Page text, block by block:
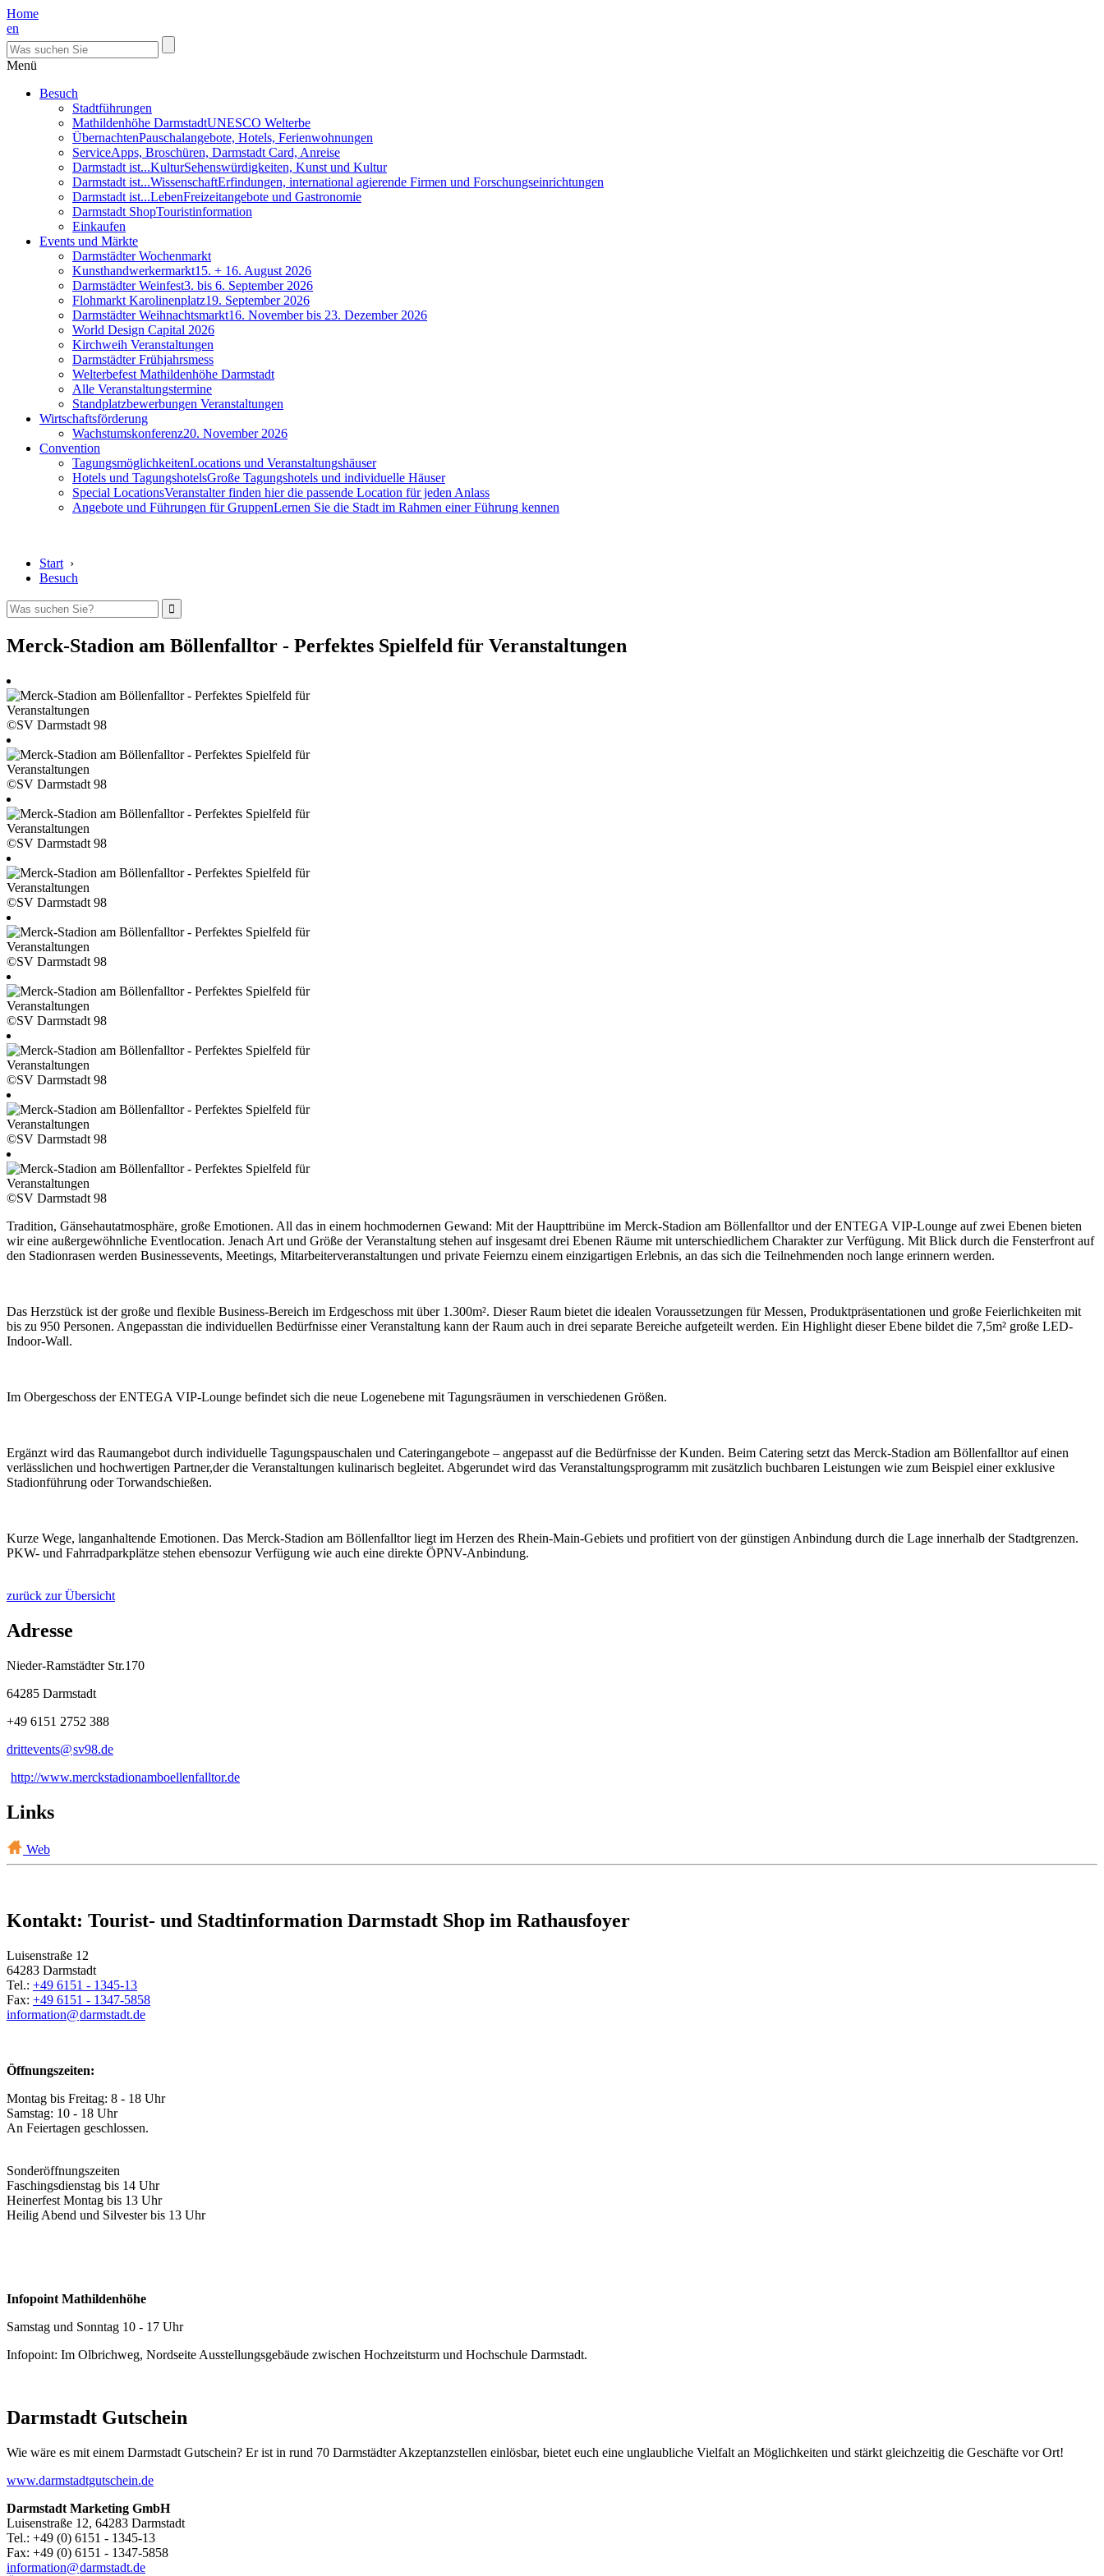
Home
en
Menü
Besuch
Stadtführungen
Mathildenhöhe DarmstadtUNESCO Welterbe
ÜbernachtenPauschalangebote, Hotels, Ferienwohnungen
ServiceApps, Broschüren, Darmstadt Card, Anreise
Darmstadt ist...KulturSehenswürdigkeiten, Kunst und Kultur
Darmstadt ist...WissenschaftErfindungen, international agierende Firmen und Forschungseinrichtungen
Darmstadt ist...LebenFreizeitangebote und Gastronomie
Darmstadt ShopTouristinformation
Einkaufen
Events und Märkte
Darmstädter Wochenmarkt
Kunsthandwerkermarkt15. + 16. August 2026
Darmstädter Weinfest3. bis 6. September 2026
Flohmarkt Karolinenplatz19. September 2026
Darmstädter Weihnachtsmarkt16. November bis 23. Dezember 2026
World Design Capital 2026
Kirchweih Veranstaltungen
Darmstädter Frühjahrsmess
Welterbefest Mathildenhöhe Darmstadt
Alle Veranstaltungstermine
Standplatzbewerbungen Veranstaltungen
Wirtschaftsförderung
Wachstumskonferenz20. November 2026
Convention
TagungsmöglichkeitenLocations und Veranstaltungshäuser
Hotels und TagungshotelsGroße Tagungshotels und individuelle Häuser
Special LocationsVeranstalter finden hier die passende Location für jeden Anlass
Angebote und Führungen für GruppenLernen Sie die Stadt im Rahmen einer Führung kennen
Start ›
Besuch
Merck-Stadion am Böllenfalltor - Perfektes Spielfeld für Veranstaltungen
©SV Darmstadt 98
©SV Darmstadt 98
©SV Darmstadt 98
©SV Darmstadt 98
©SV Darmstadt 98
©SV Darmstadt 98
©SV Darmstadt 98
©SV Darmstadt 98
©SV Darmstadt 98
Tradition, Gänsehautatmosphäre, große Emotionen. All das in einem hochmodernen Gewand: Mit der Haupttribüne im Merck-Stadion am Böllenfalltor und der ENTEGA VIP-Lounge auf zwei Ebenen bieten
wir eine außergewöhnliche Eventlocation. Jenach Art und Größe der Veranstaltung stehen auf insgesamt drei Ebenen Räume mit unterschiedlichem Charakter zur Verfügung. Mit Blick durch die Fensterfront auf
den Stadionrasen werden Businessevents, Meetings, Mitarbeiterveranstaltungen und private Feiernzu einem einzigartigen Erlebnis, an das sich die Teilnehmenden noch lange erinnern werden.
Das Herzstück ist der große und flexible Business-Bereich im Erdgeschoss mit über 1.300m². Dieser Raum bietet die idealen Voraussetzungen für Messen, Produktpräsentationen und große Feierlichkeiten mit
bis zu 950 Personen. Angepasstan die individuellen Bedürfnisse einer Veranstaltung kann der Raum auch in drei separate Bereiche aufgeteilt werden. Ein Highlight dieser Ebene bildet die 7,5m² große LED-
Indoor-Wall.
Im Obergeschoss der ENTEGA VIP-Lounge befindet sich die neue Logenebene mit Tagungsräumen in verschiedenen Größen.
Ergänzt wird das Raumangebot durch individuelle Tagungspauschalen und Cateringangebote – angepasst auf die Bedürfnisse der Kunden. Beim Catering setzt das Merck-Stadion am Böllenfalltor auf einen
verlässlichen und hochwertigen Partner,der die Veranstaltungen kulinarisch begleitet. Abgerundet wird das Veranstaltungsprogramm mit zusätzlich buchbaren Leistungen wie zum Beispiel einer exklusive
Stadionführung oder Torwandschießen.
Kurze Wege, langanhaltende Emotionen. Das Merck-Stadion am Böllenfalltor liegt im Herzen des Rhein-Main-Gebiets und profitiert von der günstigen Anbindung durch die Lage innerhalb der Stadtgrenzen.
PKW- und Fahrradparkplätze stehen ebensozur Verfügung wie auch eine direkte ÖPNV-Anbindung.
zurück zur Übersicht
Adresse
Nieder-Ramstädter Str.170
64285 Darmstadt
+49 6151 2752 388
drittevents@sv98.de
http://www.merckstadionamboellenfalltor.de
Links
Web
Kontakt: Tourist- und Stadtinformation Darmstadt Shop im Rathausfoyer
Luisenstraße 12
64283 Darmstadt
Tel.: +49 6151 - 1345-13
Fax: +49 6151 - 1347-5858
information@darmstadt.de
Öffnungszeiten:
Montag bis Freitag: 8 - 18 Uhr
Samstag: 10 - 18 Uhr
An Feiertagen geschlossen.
Sonderöffnungszeiten
Faschingsdienstag bis 14 Uhr
Heinerfest Montag bis 13 Uhr
Heilig Abend und Silvester bis 13 Uhr
Infopoint Mathildenhöhe
Samstag und Sonntag 10 - 17 Uhr
Infopoint: Im Olbrichweg, Nordseite Ausstellungsgebäude zwischen Hochzeitsturm und Hochschule Darmstadt.
Darmstadt Gutschein
Wie wäre es mit einem Darmstadt Gutschein? Er ist in rund 70 Darmstädter Akzeptanzstellen einlösbar, bietet euch eine unglaubliche Vielfalt an Möglichkeiten und stärkt gleichzeitig die Geschäfte vor Ort!
www.darmstadtgutschein.de
Darmstadt Marketing GmbH
Luisenstraße 12, 64283 Darmstadt
Tel.: +49 (0) 6151 - 1345-13
Fax: +49 (0) 6151 - 1347-5858
information@darmstadt.de